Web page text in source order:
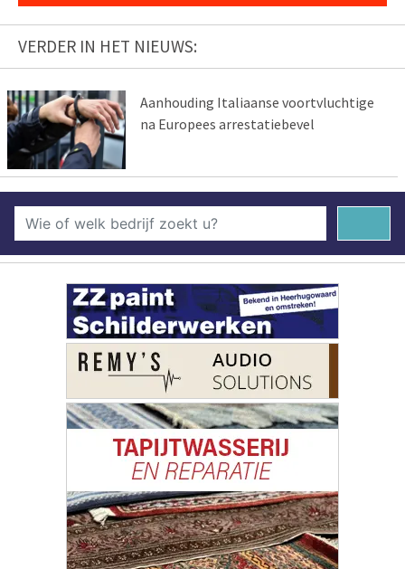
VERDER IN HET NIEUWS:
Aanhouding Italiaanse voortvluchtige
na Europees arrestatiebevel